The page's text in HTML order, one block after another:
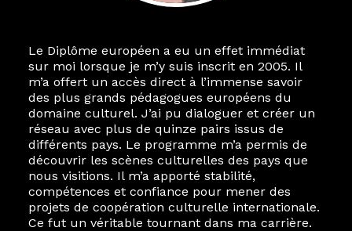
Le Diplôme européen a eu un effet immédiat
sur moi lorsque je m’y suis inscrit en 2005. Il
m’a offert un accès direct à l’immense savoir
des plus grands pédagogues européens du
domaine culturel. J’ai pu dialoguer et créer un
réseau avec plus de quinze pairs issus de
différents pays. Le programme m’a permis de
découvrir les scènes culturelles des pays que
nous visitions. Il m’a apporté stabilité,
compétences et confiance pour mener des
projets de coopération culturelle internationale.
Ce fut un véritable tournant dans ma carrière.